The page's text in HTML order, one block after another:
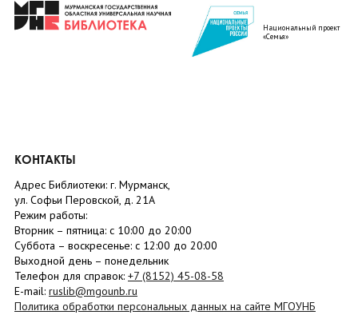
Национальный проект
«Семья»
КОНТАКТЫ
Адрес Библиотеки: г. Мурманск,
ул. Софьи Перовской, д. 21А
Режим работы:
Вторник – пятница: с 10:00 до 20:00
Суббота – воскресенье: c 12:00 до 20:00
Выходной день – понедельник
Телефон для справок: +7 (8152) 45-08-58
E-mail: ruslib@mgounb.ru
Политика обработки персональных данных на сайте МГОУНБ